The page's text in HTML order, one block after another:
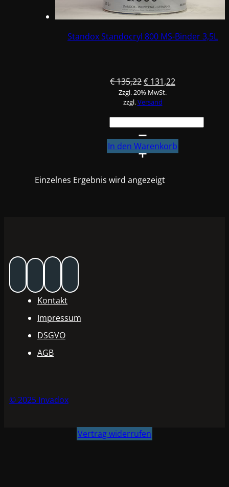
Standox Standocryl 800 MS-Binder 3,5L
€135,22Ursprünglicher
Preis
war:
€ 135,22
€ 131,22
€ 131,22.
Zzgl. 20% MwSt.
zzgl.Versand
Standox
Standocryl
800
3,5L
In den Warenkorb
Einzelnes Ergebnis wird angezeigt
Kontakt
Impressum
DSGVO
AGB
© 2025 Invadox
Vertrag widerrufen